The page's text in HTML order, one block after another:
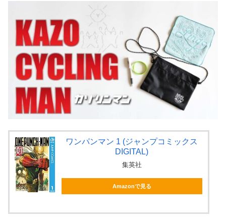
ワンパンマン 1 (ジャンプコミックス
DIGITAL)
集英社
Amazonで見る